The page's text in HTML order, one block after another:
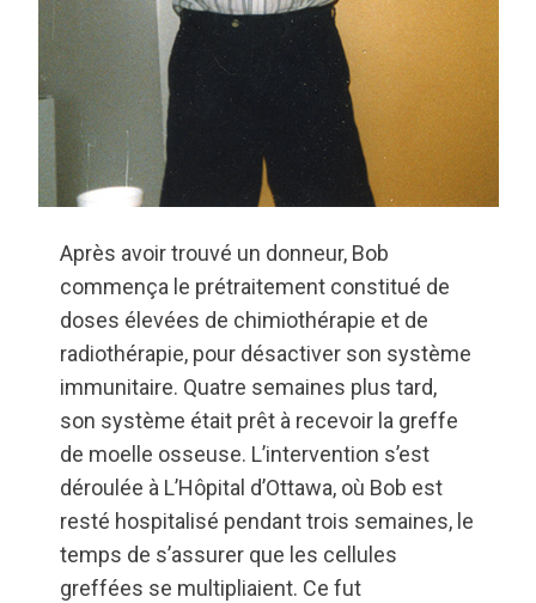
Après avoir trouvé un donneur, Bob
commença le prétraitement constitué de
doses élevées de chimiothérapie et de
radiothérapie, pour désactiver son système
immunitaire. Quatre semaines plus tard,
son système était prêt à recevoir la greffe
de moelle osseuse. L’intervention s’est
déroulée à L’Hôpital d’Ottawa, où Bob est
resté hospitalisé pendant trois semaines, le
temps de s’assurer que les cellules
greffées se multipliaient. Ce fut